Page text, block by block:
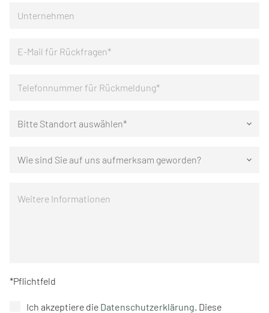
Bitte Standort auswählen* keyboard_arrow_down
Wie sind Sie auf uns aufmerksam geworden? keyboard_arrow_down
*Pflichtfeld
Ich akzeptiere die Datenschutzerklärung . Diese